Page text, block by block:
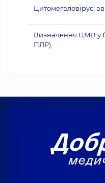
Цитомегаловірус,
Визначення ЦМВ у
ПЛР)